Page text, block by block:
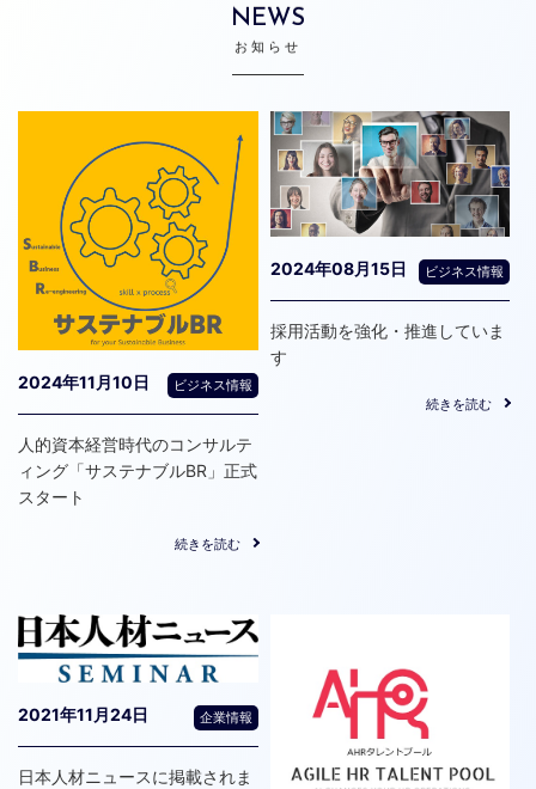
NEWS
お知らせ
2024年11月10日 ビジネス情報
人的資本経営時代のコンサルテ
ィング「サステナブルBR」正式
スタート
続きを読む
2024年08月15日 ビジネス情報
採用活動を強化・推進していま
す
続きを読む
2021年11月24日 企業情報
日本人材ニュースに掲載されま